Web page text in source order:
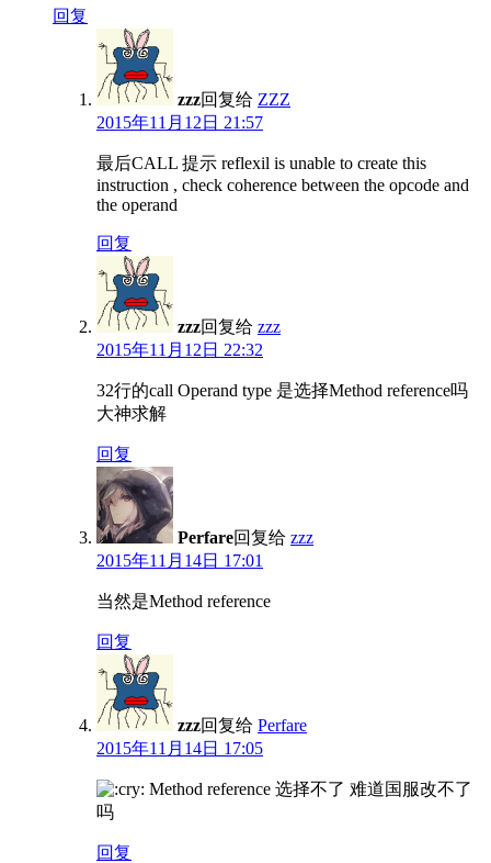
回复
zzz回复给 ZZZ
2015年11月12日 21:57
最后CALL 提示 reflexil is unable to create this
instruction , check coherence between the opcode and
the operand
回复
zzz回复给 zzz
2015年11月12日 22:32
32行的call Operand type 是选择Method reference吗
大神求解
回复
Perfare回复给 zzz
2015年11月14日 17:01
当然是Method reference
回复
zzz回复给 Perfare
2015年11月14日 17:05
Method reference 选择不了 难道国服改不了
吗
回复